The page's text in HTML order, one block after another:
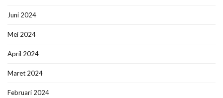
Juni 2024
Mei 2024
April 2024
Maret 2024
Februari 2024